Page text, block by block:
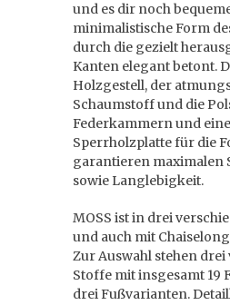
und es dir noch
minimalistische Form
durch die gezielt
Kanten elegant betont.
Holzgestell, der
Schaumstoff und die
Federkammern und
Sperrholzplatte für die
garantieren maximalen
sowie Langlebigkeit.
MOSS ist in drei
und auch mit
Zur Auswahl stehen
Stoffe mit insgesamt 19
drei Fußvarianten.